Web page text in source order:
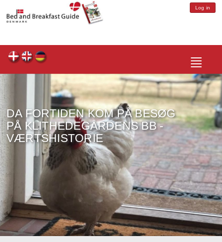
Log in
Toggle
DA FORTIDEN KOM PÅ BESØG
PÅ KLITHEDEGÅRDENS BB -
VÆRTSHISTORIE